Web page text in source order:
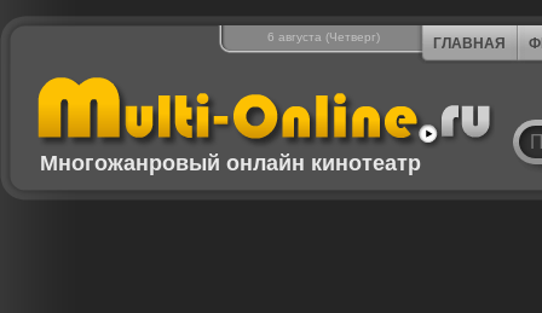
6 августа (Четверг) ГЛАВНАЯ
Многожанровый онлайн кинотеатр